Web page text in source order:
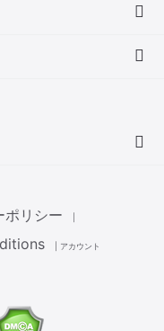
ポリシー
アカウント